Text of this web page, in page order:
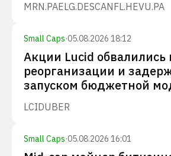
MRN.PAELG.DESCANFL.HEVU.PA
Small Caps·05.08.2026 18:12
Акции Lucid обвалились
реорганизации и
запуском бюджетной
LCIDUBER
Small Caps·05.08.2026 16:01